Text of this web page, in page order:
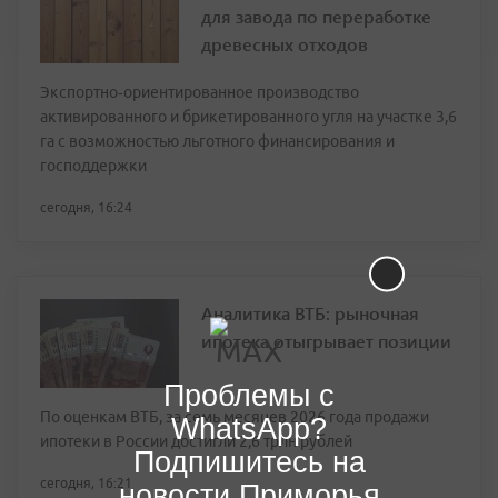
для завода по переработке
древесных отходов
Экспортно‑ориентированное производство
активированного и брикетированного угля на участке 3,6
га с возможностью льготного финансирования и
господдержки
сегодня, 16:24
Аналитика ВТБ: рыночная
ипотека отыгрывает позиции
По оценкам ВТБ, за семь месяцев 2026 года продажи
ипотеки в России достигли 2,6 трлн рублей
сегодня, 16:21
Проблемы с
WhatsApp?
Подпишитесь на